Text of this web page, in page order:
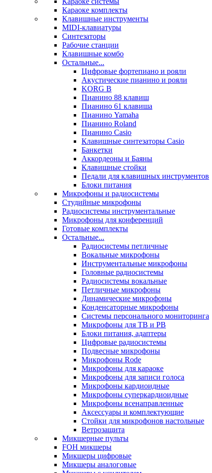
Караоке комплекты
Клавишные инструменты
MIDI-клавиатуры
Синтезаторы
Рабочие станции
Клавишные комбо
Остальные...
Цифровые фортепиано и рояли
Акустические пианино и рояли
KORG B
Пианино 88 клавиш
Пианино 61 клавиша
Пианино Yamaha
Пианино Roland
Пианино Casio
Клавишные синтезаторы Casio
Банкетки
Аккордеоны и Баяны
Клавишные стойки
Педали для клавишных инструментов
Блоки питания
Микрофоны и радиосистемы
Студийные микрофоны
Радиосистемы инструментальные
Микрофоны для конференций
Готовые комплекты
Остальные...
Радиосистемы петличные
Вокальные микрофоны
Инструментальные микрофоны
Головные радиосистемы
Радиосистемы вокальные
Петличные микрофоны
Динамические микрофоны
Конденсаторные микрофоны
Системы персонального мониторинга
Микрофоны для ТВ и РВ
Блоки питания, адаптеры
Цифровые радиосистемы
Подвесные микрофоны
Микрофоны Rode
Микрофоны для караоке
Микрофоны для записи голоса
Микрофоны кардиоидные
Микрофоны суперкардиоидные
Микрофоны всенаправленные
Аксессуары и комплектующие
Стойки для микрофонов настольные
Ветрозащита
Микшерные пульты
FOH микшеры
Микшеры цифровые
Микшеры аналоговые